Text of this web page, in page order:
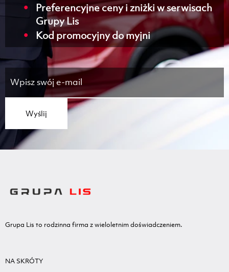
Preferencyjne ceny i zniżki w serwisach
Grupy Lis
Kod promocyjny do myjni
Wyślij
Grupa Lis to rodzinna firma z wieloletnim doświadczeniem.
NA SKRÓTY